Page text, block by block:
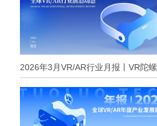
2026年3月VR/AR行业月报丨VR陀螺